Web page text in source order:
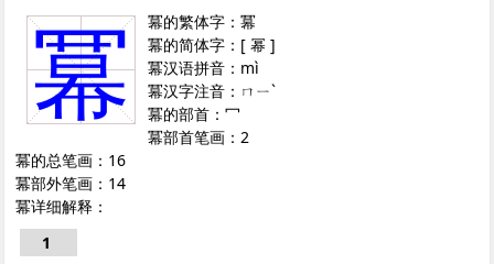
冪
冪的繁体字：冪
冪的简体字：[ 幂 ]
冪汉语拼音：mì
冪汉字注音：ㄇㄧˋ
冪的部首：冖
冪部首笔画：2
冪的总笔画：16
冪部外笔画：14
冪详细解释：
1